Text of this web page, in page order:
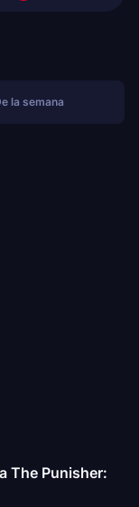
la semana
The Punisher: